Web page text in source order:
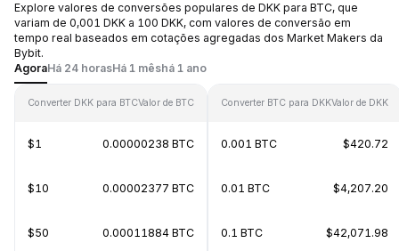
Explore valores de conversões populares de DKK para BTC, que
variam de 0,001 DKK a 100 DKK, com valores de conversão em
tempo real baseados em cotações agregadas dos Market Makers da
Bybit.
AgoraHá 24 horasHá 1 mêshá 1 ano
Converter DKK para BTCValor de BTC
$1 0.00000238 BTC
$10 0.00002377 BTC
$50 0.00011884 BTC
Converter BTC para DKKValor de DKK
0.001 BTC $420.72
0.01 BTC $4,207.20
0.1 BTC $42,071.98